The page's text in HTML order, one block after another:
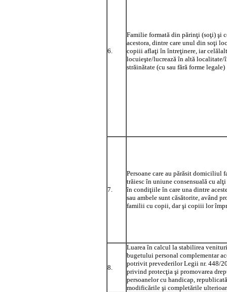
6.
Familie formată din părinţi (soţi) şi
acestora, dintre care unul din soţi
copiii aflaţi în întreţinere, iar
locuieşte/lucrează în altă localitate/
străinătate (cu sau fără forme legale)
7.
Persoane care au părăsit domiciliul
trăiesc în uniune consensuală cu
în condiţiile în care una dintre
sau ambele sunt căsătorite, având
familii cu copii, dar şi copiii lor
8.
Luarea în calcul la stabilirea
bugetului personal complementar
potrivit prevederilor Legii nr. 448/
privind protecţia şi promovarea
persoanelor cu handicap,
modificările şi completările